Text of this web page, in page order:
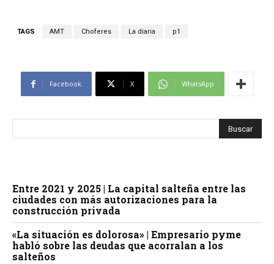
TAGS AMT Choferes La diaria p1
Facebook X WhatsApp
Entre 2021 y 2025 | La capital salteña entre las
ciudades con más autorizaciones para la
construcción privada
«La situación es dolorosa» | Empresario pyme
habló sobre las deudas que acorralan a los
salteños